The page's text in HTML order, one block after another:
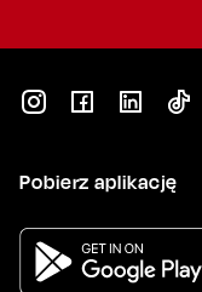
Pobierz aplikację